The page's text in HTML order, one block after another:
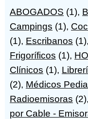
ABOGADOS (1),
Campings (1),
(1), Escribanos (1),
Frigoríficos (1),
Clínicos (1),
(2), Médicos
Radioemisoras (2),
por Cable -